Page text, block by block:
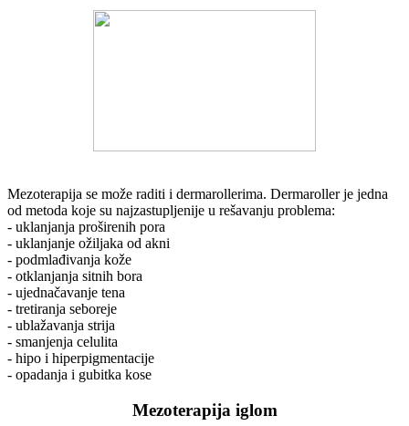
Mezoterapija se može raditi i dermarollerima. Dermaroller je jedna
od metoda koje su najzastupljenije u rešavanju problema:
- uklanjanja proširenih pora
- uklanjanje ožiljaka od akni
- podmlađivanja kože
- otklanjanja sitnih bora
- ujednačavanje tena
- tretiranja seboreje
- ublažavanja strija
- smanjenja celulita
- hipo i hiperpigmentacije
- opadanja i gubitka kose
Mezoterapija iglom